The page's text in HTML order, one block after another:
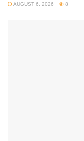
AUGUST 6, 2026 8